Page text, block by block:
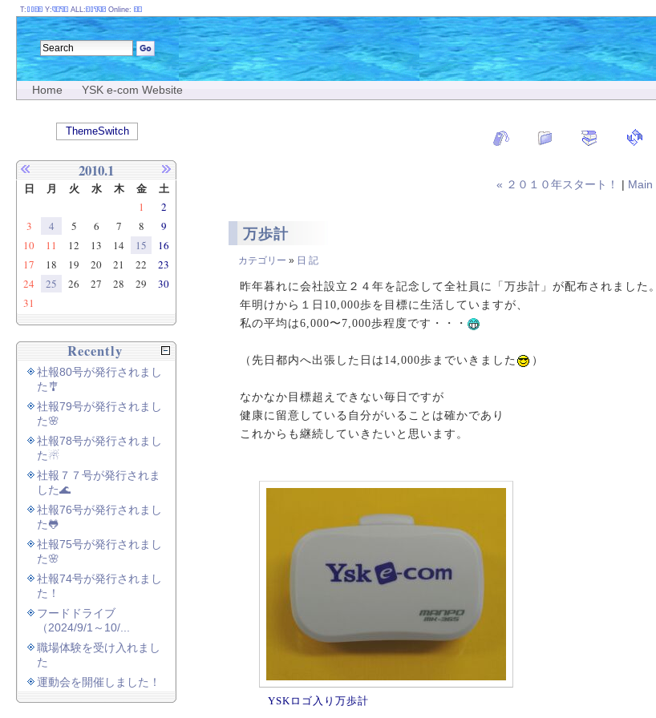
Home YSK e-com Website
« ２０１０年スタート！ | Main
万歩計
カテゴリー » 日 記
昨年暮れに会社設立２４年を記念して全社員に「万歩計」が配布されました。
年明けから１日10,000歩を目標に生活していますが、
私の平均は6,000〜7,000歩程度です・・・
（先日都内へ出張した日は14,000歩までいきました ）
なかなか目標超えできない毎日ですが
健康に留意している自分がいることは確かであり
これからも継続していきたいと思います。
YSKロゴ入り万歩計
T: Y: ALL: Online:
ThemeSwitch
2010.1
日 月 火 水 木 金 土
1
2
3
4 5 6 7 8
9
10
11 12 13 14 15
16
17
18 19 20 21 22
23
24
25 26 27 28 29
30
31
Recently
社報80号が発行されまし
た🎐
社報79号が発行されまし
た🌸
社報78号が発行されまし
た☃
社報７７号が発行されま
した🌊
社報76号が発行されまし
た🐸
社報75号が発行されまし
た🌸
社報74号が発行されまし
た！
フードドライブ
（2024/9/1～10/...
職場体験を受け入れまし
た
運動会を開催しました！